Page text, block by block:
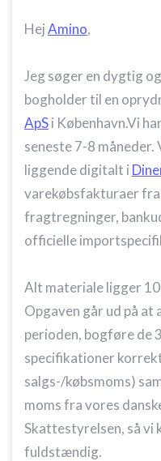
HejAmino,
Jeg søger en dygtig
bogholder til en
ApSi København.Vi
seneste 7-8
liggende digitalt i
varekøbsfakturaer fra
fragtregninger,
officielle
Alt materiale ligger
Opgaven går ud på at
perioden, bogføre de
specifikationer
salgs-/købsmoms)
moms fra vores
Skattestyrelsen, så vi
fuldstændig.